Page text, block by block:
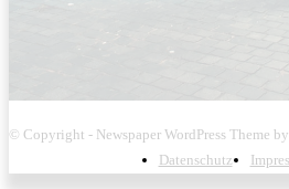
© Copyright - Newspaper WordPress Theme
Datenschutz